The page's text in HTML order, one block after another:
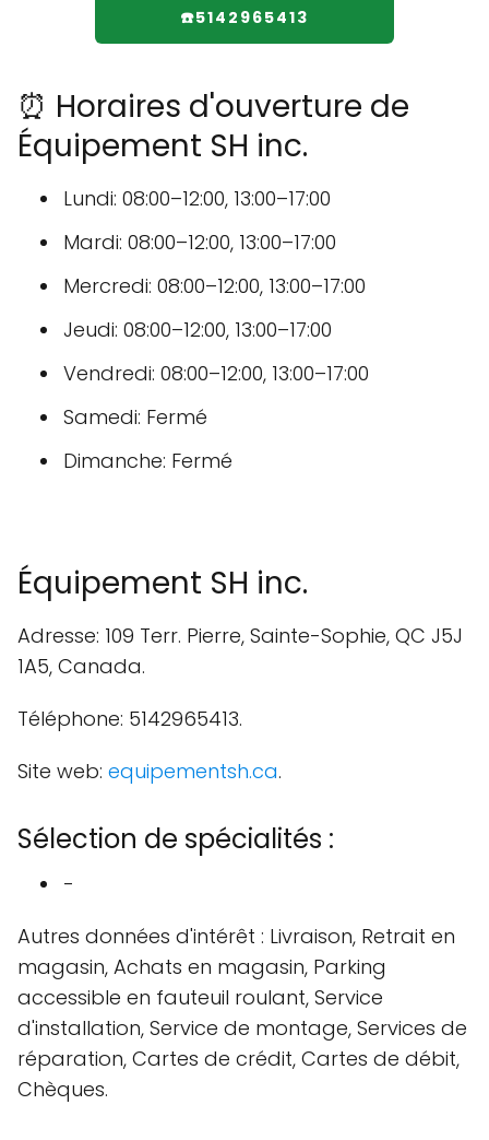
☎️5142965413
⏰ Horaires d'ouverture de
Équipement SH inc.
Lundi: 08:00–12:00, 13:00–17:00
Mardi: 08:00–12:00, 13:00–17:00
Mercredi: 08:00–12:00, 13:00–17:00
Jeudi: 08:00–12:00, 13:00–17:00
Vendredi: 08:00–12:00, 13:00–17:00
Samedi: Fermé
Dimanche: Fermé
Équipement SH inc.
Adresse: 109 Terr. Pierre, Sainte-Sophie, QC J5J
1A5, Canada.
Téléphone: 5142965413.
Site web: equipementsh.ca.
Sélection de spécialités :
-
Autres données d'intérêt : Livraison, Retrait en
magasin, Achats en magasin, Parking
accessible en fauteuil roulant, Service
d'installation, Service de montage, Services de
réparation, Cartes de crédit, Cartes de débit,
Chèques.